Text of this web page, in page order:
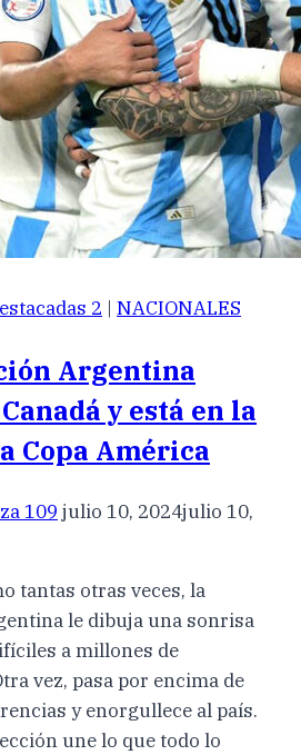
2 | NACIONALES
Argentina
y está en la
Copa América
109 julio 10, 2024julio 10,
tantas otras veces, la
le dibuja una sonrisa
a millones de
vez, pasa por encima de
y enorgullece al país.
une lo que todo lo